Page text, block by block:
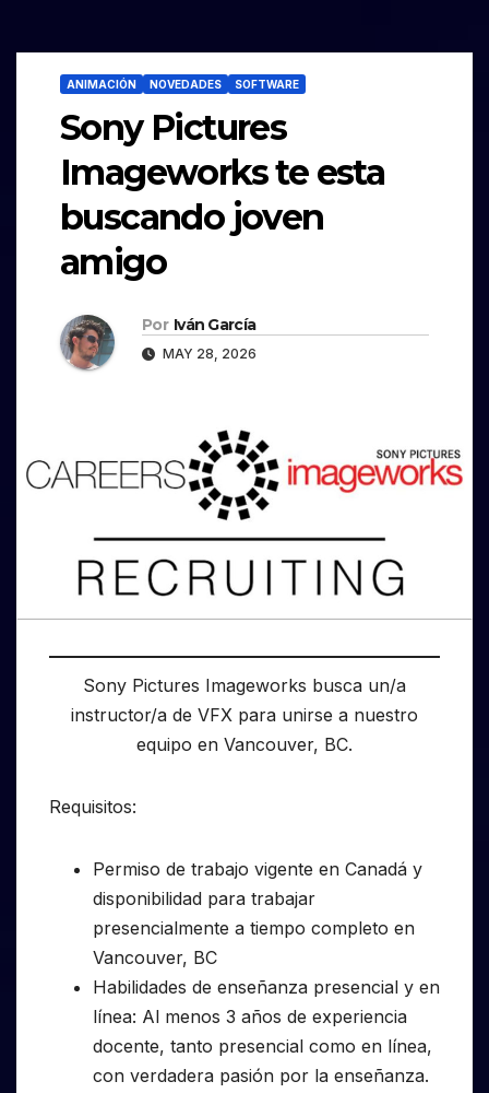
ANIMACIÓN NOVEDADES SOFTWARE
Sony Pictures
Imageworks te esta
buscando joven
amigo
Por Iván García
MAY 28, 2026
Sony Pictures Imageworks busca un/a
instructor/a de VFX para unirse a nuestro
equipo en Vancouver, BC.
Requisitos:
Permiso de trabajo vigente en Canadá y
disponibilidad para trabajar
presencialmente a tiempo completo en
Vancouver, BC
Habilidades de enseñanza presencial y en
línea: Al menos 3 años de experiencia
docente, tanto presencial como en línea,
con verdadera pasión por la enseñanza.